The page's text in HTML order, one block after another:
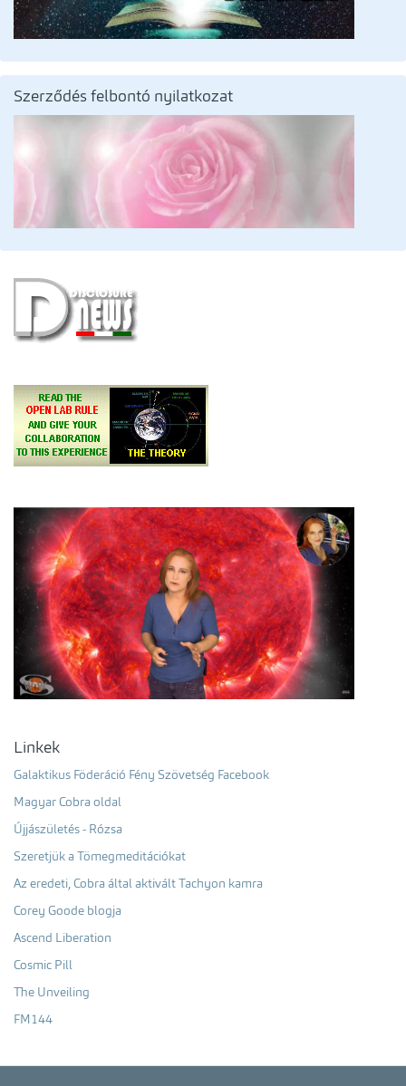
Szerződés felbontó nyilatkozat
Linkek
Galaktikus Föderáció Fény Szövetség Facebook
Magyar Cobra oldal
Újjászületés - Rózsa
Szeretjük a Tömegmeditációkat
Az eredeti, Cobra által aktivált Tachyon kamra
Corey Goode blogja
Ascend Liberation
Cosmic Pill
The Unveiling
FM144